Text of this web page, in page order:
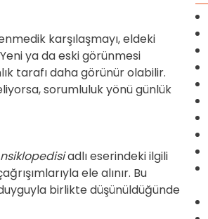
karşılaşmayı, eldeki
ya da eski görünmesi
tarafı daha görünür olabilir.
sorumluluk yönü günlük
adlı eserindeki ilgili
ele alınır. Bu
birlikte düşünüldüğünde